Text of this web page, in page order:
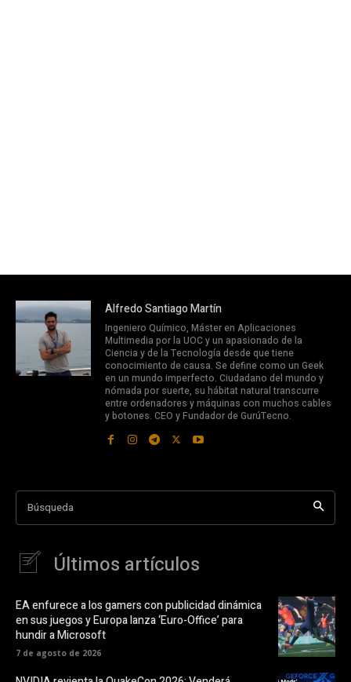
Alfredo Santiago Martín
Ingeniero Químico, Máster en Aplicaciones
Multimedia por la UOC y un apasionado de la
Ciencia y de la Tecnología desde que tiene
conocimiento de causa. Se define como un Geek
en un mundo imperfecto. Ciudadano del mundo y
nómada por suerte, su hábitat natural transcurre
entre ordenadores y máquinas con muchos cables
y botones. CEO y Fundador de GurúTecno.
Búsqueda
Últimos artículos
EA enfurece a los gamers con publicidad dinámica
en sus juegos y Europa lanza ‘Euro-Office’ para
hundir a Microsoft
7 de agosto de 2026